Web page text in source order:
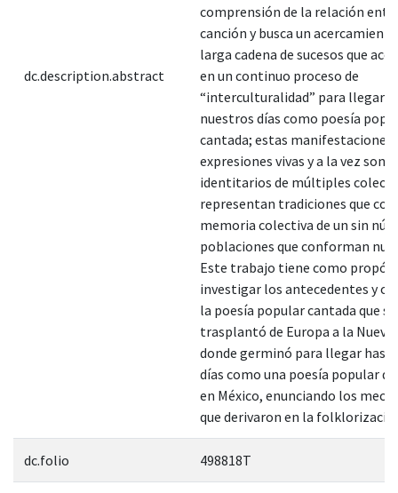
dc.description.abstract
comprensión de la relación
canción y busca un
larga cadena de sucesos que
en un continuo proceso de
“interculturalidad” para llegar
nuestros días como poesía
cantada; estas manifestaciones
expresiones vivas y a la vez son
identitarios de múltiples
representan tradiciones que
memoria colectiva de un sin
poblaciones que conforman
Este trabajo tiene como
investigar los antecedentes y
la poesía popular cantada que se
trasplantó de Europa a la Nueva
donde germinó para llegar
días como una poesía popular
en México, enunciando los
que derivaron en la
dc.folio 498818T